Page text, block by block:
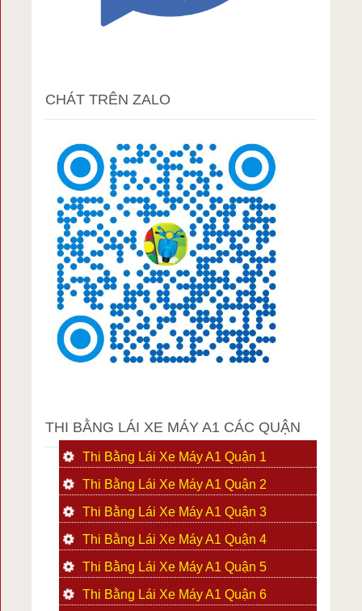
CHÁT TRÊN ZALO
THI BẰNG LÁI XE MÁY A1 CÁC QUẬN
Thi Bằng Lái Xe Máy A1 Quận 1
Thi Bằng Lái Xe Máy A1 Quận 2
Thi Bằng Lái Xe Máy A1 Quận 3
Thi Bằng Lái Xe Máy A1 Quận 4
Thi Bằng Lái Xe Máy A1 Quận 5
Thi Bằng Lái Xe Máy A1 Quận 6